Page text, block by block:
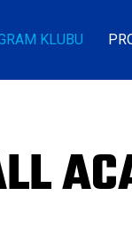
KLUBU